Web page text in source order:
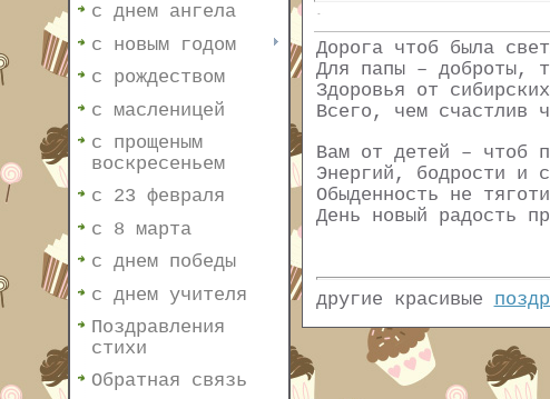
с днем ангела
с новым годом
с рождеством
с масленицей
с прощеным
воскресеньем
с 23 февраля
с 8 марта
с днем победы
с днем учителя
Поздравления
стихи
Обратная связь
Дорога чтоб была
Для папы – доброты,
Здоровья от
Всего, чем счастлив
Вам от детей – чтоб
Энергий, бодрости и
Обыденность не
День новый радость
другие красивые